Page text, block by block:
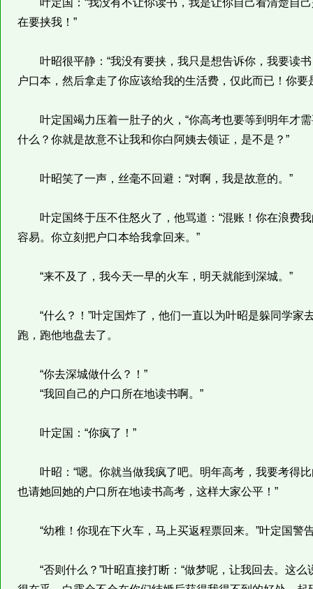
叶定国：“我没有不让你读书，我是让你自己看清楚自己
在要挟我！”
叶昭很平静：“我没有要挟，我只是想告诉你，我要读书
户口本，然后拿走了你应该给我的生活费，仅此而已！你
叶定国竭力压着一肚子的火，“你高考也要等到明年才需
什么？你就是故意不让我和你白阿姨去领证，是不是？”
叶昭笑了一声，丝毫不回避：“对啊，我是故意的。”
叶定国终于压不住怒火了，他骂道：“混账！你在浪费我
容易。你立刻把户口本给我拿回来。”
“来不及了，我今天一早的火车，明天就能到深城。”
“什么？！”叶定国炸了，他们一直以为叶昭是躲同学家
跑，跑他地盘去了。
“你去深城做什么？！”
“我回自己的户口所在地读书啊。”
叶定国：“你疯了！”
叶昭：“嗯。你就当做我疯了吧。明年高考，我要考得比
也请她回她的户口所在地读书高考，这样大家公平！”
“幼稚！你现在下火车，马上买返程票回来。”叶定国警
“否则什么？”叶昭直接打断：“做梦呢，让我回去。这么